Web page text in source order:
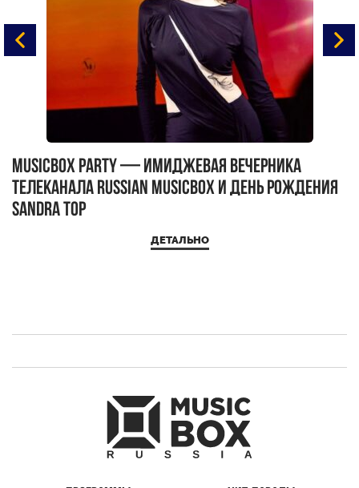
MUSICBOX PARTY — имиджевая вечерника
телеканала RUSSIAN MUSICBOX и день рождения
Sandra Top
ДЕТАЛЬНО